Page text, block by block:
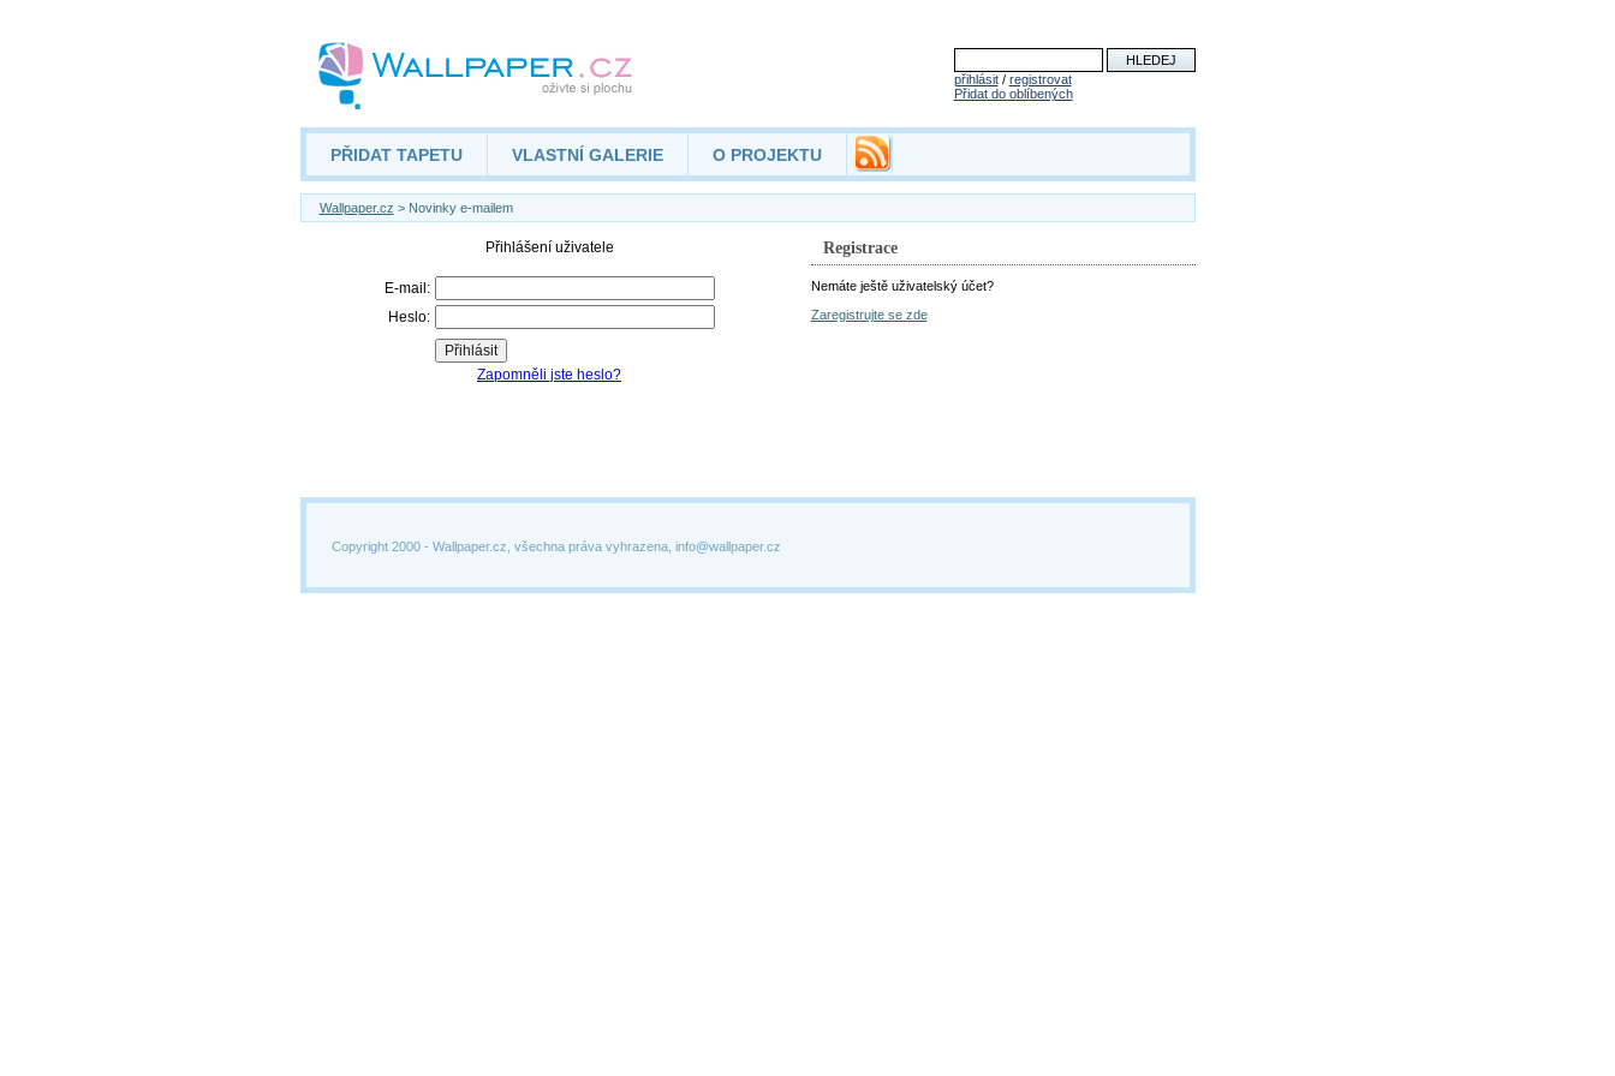
přihlásit/ registrovat
Přidat do oblíbených
PŘIDAT TAPETU VLASTNÍ GALERIE O PROJEKTU
Wallpaper.cz > Novinky e-mailem
Registrace
Nemáte ještě uživatelský účet?
Zaregistrujte se zde
Copyright 2000 - Wallpaper.cz, všechna práva vyhrazena, info@wallpaper.cz